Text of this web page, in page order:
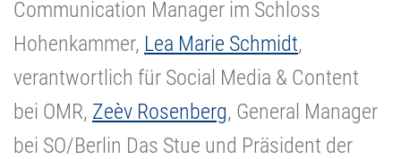
Communication Manager im Schloss
Hohenkammer, Lea Marie Schmidt,
verantwortlich für Social Media & Content
bei OMR, Zeèv Rosenberg, General Manager
bei SO/Berlin Das Stue und Präsident der